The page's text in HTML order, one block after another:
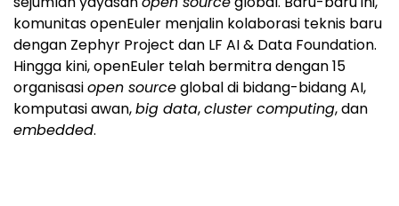
komunitas openEuler menjalin kolaborasi teknis baru
dengan Zephyr Project dan LF AI & Data Foundation.
Hingga kini, openEuler telah bermitra dengan 15
organisasiopen sourceglobal di bidang-bidang AI,
komputasi awan,big data,cluster computing, dan
embedded.